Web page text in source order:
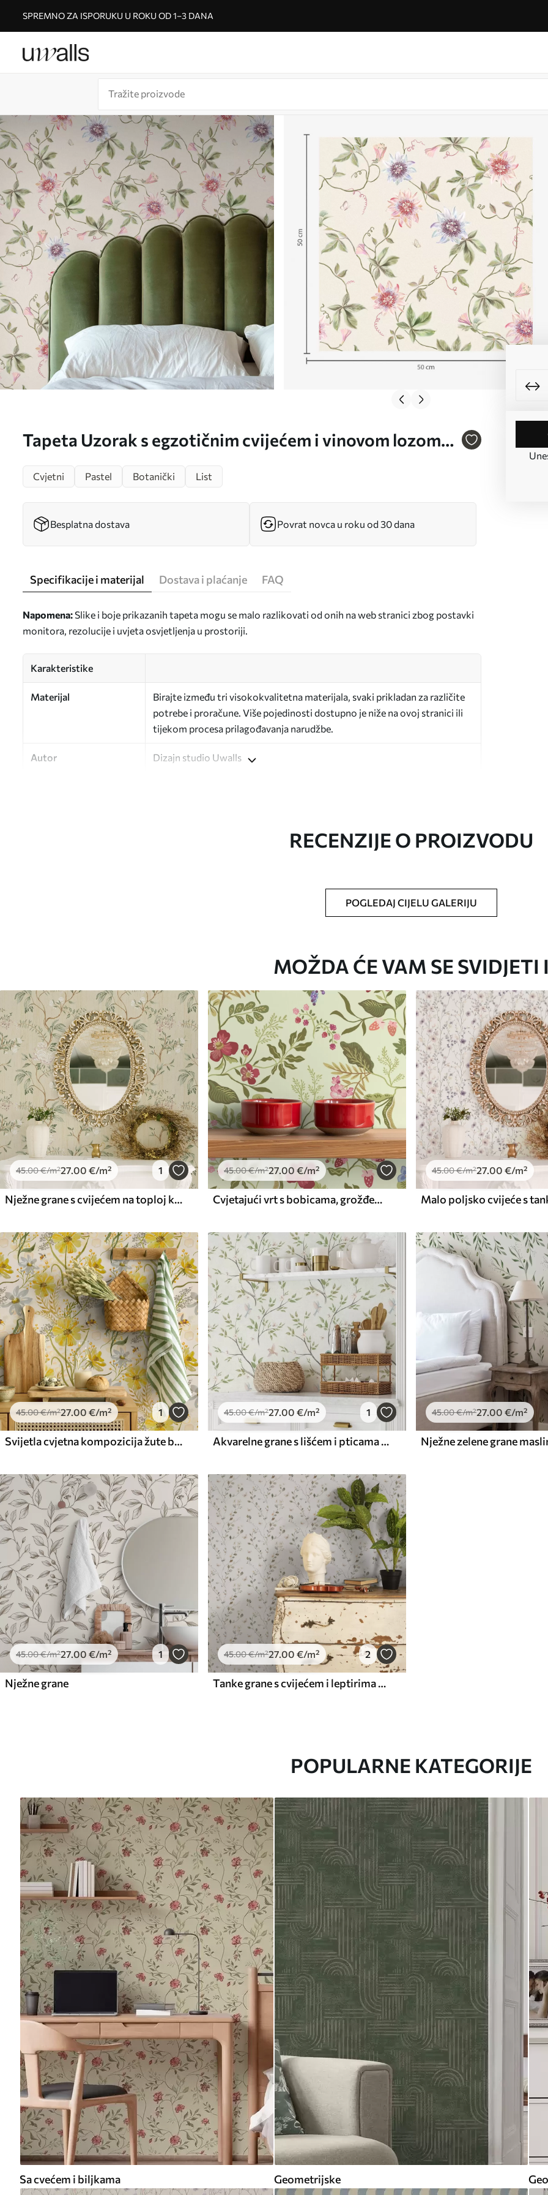
SPREMNO ZA ISPORUKU U ROKU OD 1–3 DANA
Tapeta Uzorak s egzotičnim cvijećem i vinovom lozom
Cvjetni
Pastel Botanički List
Besplatna dostava Povrat novca u roku od 30 dana
Specifikacije i materijal Dostava i plaćanje FAQ
Napomena: Slike i boje prikazanih tapeta mogu se malo razlikovati od onih na web stranici zbog postavki
monitora, rezolucije i uvjeta osvjetljenja u prostoriji.
Karakteristike
Materijal
Birajte između tri visokokvalitetna materijala, svaki prikladan za različite
potrebe i proračune. Više pojedinosti dostupno je niže na ovoj stranici ili
tijekom procesa prilagođavanja narudžbe.
Autor Dizajn studio Uwalls
Slika se ispisuje u veličini koju ste odredili, izrezana na identične trake
Možete dodati premaz od laka i/ili ljepilo za tapete.
Tapete se mogu nježno čistiti mekom spužvom. Lakirane tapete mogu se
Dostupni materijali
Standard
45.0027.00€/m²
Premium
56.67 34.00€/m²
Premium vinil
66 .6740.00 €/m²
RECENZIJE O PROIZVODU
POGLEDAJ CIJELU GALERIJU
MOŽDA ĆE VAM SE SVIDJETI
45.00€/m²27.00 €/m² 1
Nježne grane s cvijećem na toploj krem pozadini
45.00€/m²27.00 €/m²
Cvjetajući vrt s bobicama, grožđem i divljim cvijećem
45.00€/m²27.00 €/m²
45.00€/m²27.00 €/m² 1
Svijetla cvjetna kompozicija žute boje
45.00€/m²27.00 €/m² 1
Akvarelne grane s lišćem i pticama na svijetlom tlu
45.00€/m²27.00 €/m²
Nježne zelene grane
45.00€/m²27.00 €/m² 1
Nježne grane
45.00€/m²27.00 €/m² 2
Tanke grane s cvijećem i leptirima na bijeloj pozadini
POPULARNE KATEGORIJE
Sa cvećem i biljkama Geometrijske